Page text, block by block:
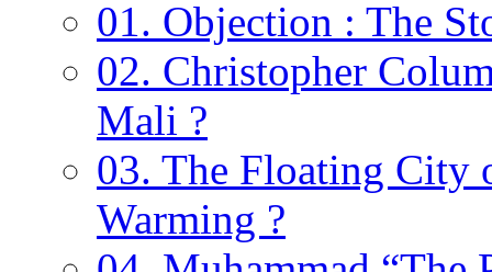
01. Objection : The
02. Christopher
Mali ?
03. The Floating City
Warming ?